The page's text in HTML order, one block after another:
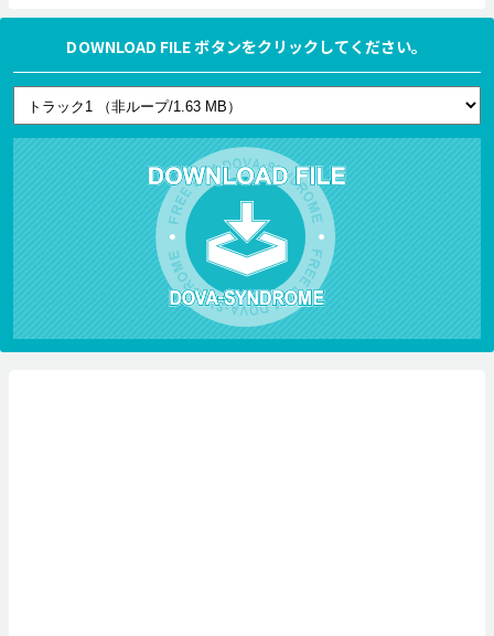
DOWNLOAD FILE ボタンをクリックしてください。